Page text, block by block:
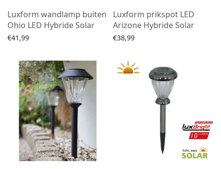
Luxform wandlamp buiten
Ohio LED Hybride Solar
€41,99
Luxform prikspot LED
Arizone Hybride Solar
€38,99